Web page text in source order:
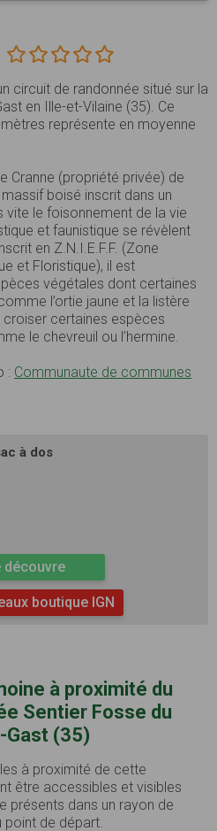
circuit de randonnée situé sur la
en Ille-et-Vilaine (35). Ce
représente en moyenne
Cranne (propriété privée) de
boisé inscrit dans un
le foisonnement de la vie
et faunistique se révèlent
en Z.N.I.E.F.F. (Zone
et Floristique), il est
végétales dont certaines
l’ortie jaune et la listère
certaines espèces
le chevreuil ou l’hermine.
: Communaute de communes
à dos
découvre
boutique IGN
à proximité du
Sentier Fosse du
Gast (35)
à proximité de cette
être accessibles et visibles
présents dans un rayon de
de départ.